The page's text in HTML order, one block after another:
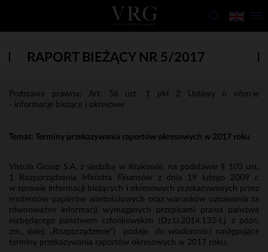
RAPORT BIEŻĄCY NR 5/2017
Podstawa prawna: Art. 56 ust. 1 pkt 2 Ustawy o ofercie
- informacje bieżące i okresowe
Temat: Terminy przekazywania raportów okresowych w 2017 roku
Vistula Group S.A. z siedzibą w Krakowie, na podstawie § 103 ust.
1 Rozporządzenia Ministra Finansów z dnia 19 lutego 2009 r.
w sprawie informacji bieżących i okresowych przekazywanych przez
emitentów papierów wartościowych oraz warunków uznawania za
równoważne informacji wymaganych przepisami prawa państwa
niebędącego państwem członkowskim (Dz.U.2014.133-t.j. z późn.
zm., dalej: „Rozporządzenie”) podaje do wiadomości następujące
terminy przekazywania raportów okresowych w 2017 roku: